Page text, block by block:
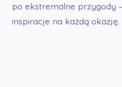
po ekstremalne przygody
inspiracje na każdą okazję.